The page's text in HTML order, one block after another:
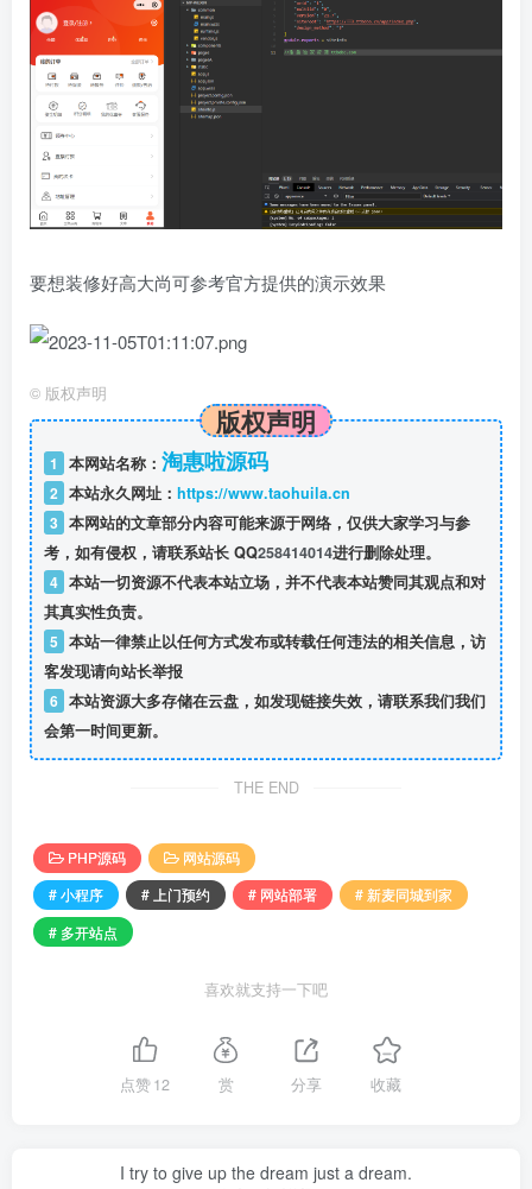
要想装修好高大尚可参考官方提供的演示效果
© 版权声明
版权声明
1 本网站名称： 淘惠啦源码
2 本站永久网址： https://www.taohuila.cn
3 本网站的文章部分内容可能来源于网络，仅供大家学习与参
考，如有侵权，请联系站长 QQ258414014进行删除处理。
4 本站一切资源不代表本站立场，并不代表本站赞同其观点和对
其真实性负责。
5 本站一律禁止以任何方式发布或转载任何违法的相关信息，访
客发现请向站长举报
6 本站资源大多存储在云盘，如发现链接失效，请联系我们我们
会第一时间更新。
THE END
PHP源码
网站源码
# 小程序
# 上门预约 # 网站部署
# 新麦同城到家
# 多开站点
喜欢就支持一下吧
点赞12 赏 分享 收藏
I try to give up the dream just a dream.